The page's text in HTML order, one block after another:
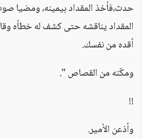
حدث،فأخذ المقداد بيمينه، ومضيا
المقداد يناقشه حتى كشف له خطأه
أقده من نفسك.
ومكّنه من القصاص ".
!!
وأذعن الأمير.